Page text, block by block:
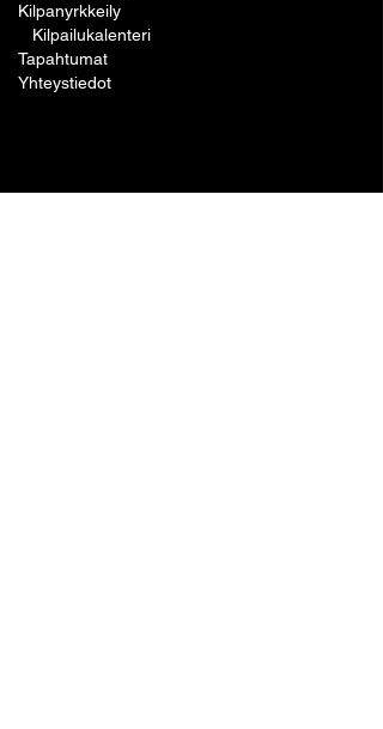
Kilpanyrkkeily
Kilpailukalenteri
Tapahtumat
Yhteystiedot